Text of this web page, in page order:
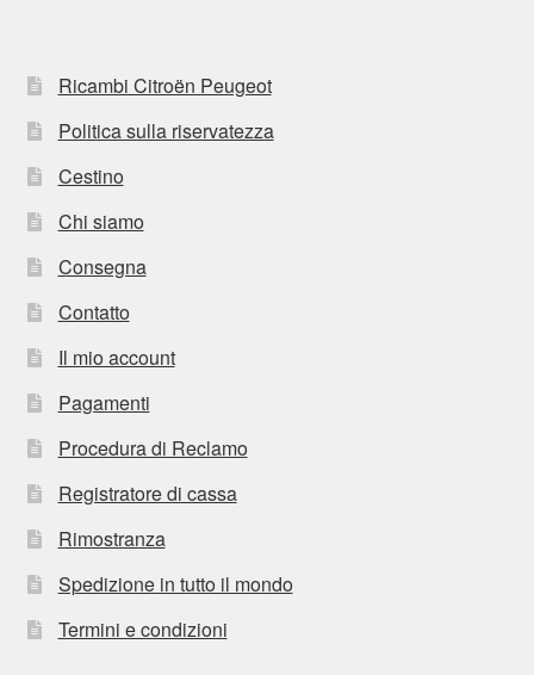
Ricambi Citroën Peugeot
Politica sulla riservatezza
Cestino
Chi siamo
Consegna
Contatto
Il mio account
Pagamenti
Procedura di Reclamo
Registratore di cassa
Rimostranza
Spedizione in tutto il mondo
Termini e condizioni